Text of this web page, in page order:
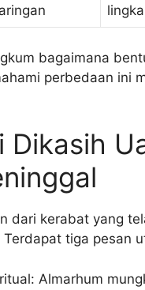
bagaimana
perbedaan ini
Dikasih
dari kerabat yang
Terdapat tiga pesan
Almarhum